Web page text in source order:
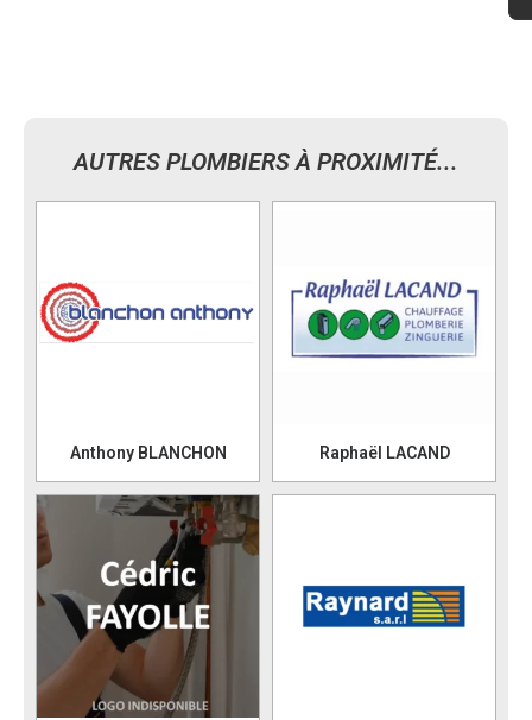
AUTRES PLOMBIERS À PROXIMITÉ...
Anthony BLANCHON Raphaël LACAND